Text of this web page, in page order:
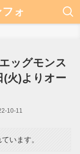
ォ
ッグモンス
(火)よりオー
10-11
います。